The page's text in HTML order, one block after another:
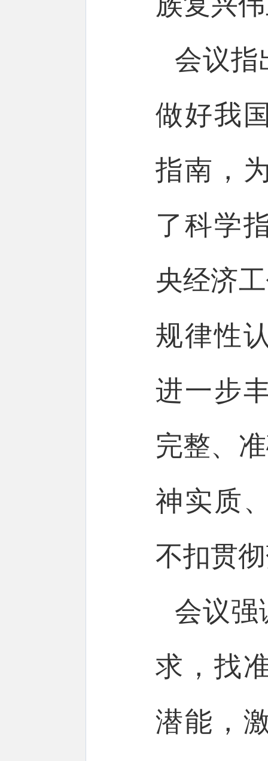
会议指
做好我
指南，
了科学
央经济
规律性
进一步
完整、
神实质
不扣贯
会议强
求，找
潜能，